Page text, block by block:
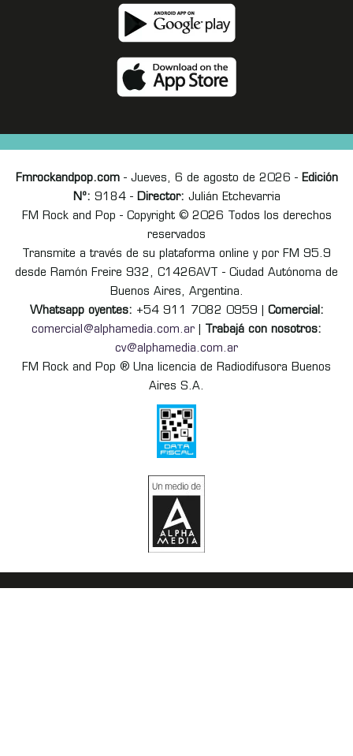
Fmrockandpop.com- Jueves, 6 de agosto de 2026 - Edición
Nº: 9184 - Director: Julián Etchevarria
FM Rock and Pop - Copyright © 2026 Todos los derechos
reservados
Transmite a través de su plataforma online y por FM 95.9
desde Ramón Freire 932, C1426AVT - Ciudad Autónoma de
Buenos Aires, Argentina.
Whatsapp oyentes: +54 911 7082 0959 | Comercial:
comercial@alphamedia.com.ar
Trabajá con nosotros:
cv@alphamedia.com.ar
FM Rock and Pop ® Una licencia de Radiodifusora Buenos
Aires S.A.